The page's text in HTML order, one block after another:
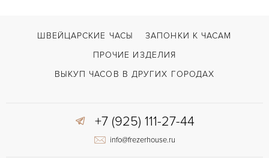
Застежка с помощью шипа
КАЛИБР/МЕХАНИЗМ
ШВЕЙЦАРСКИЕ ЧАСЫ
ЗАПОНКИ К ЧАСАМ
ПРОЧИЕ ИЗДЕЛИЯ
ВЫКУП ЧАСОВ В ДРУГИХ ГОРОДАХ
+7 (925) 111-27-44
info@frezerhouse.ru